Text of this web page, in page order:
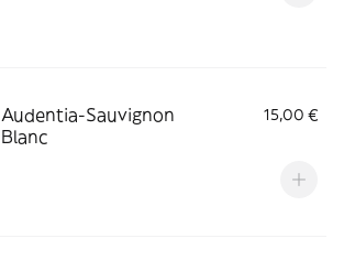
Audentia-Sauvignon
Blanc
15,00 €